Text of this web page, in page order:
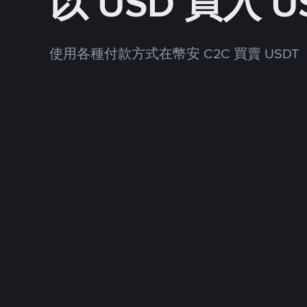
使用各種付款方式在幣安 C2C 買賣 USDT